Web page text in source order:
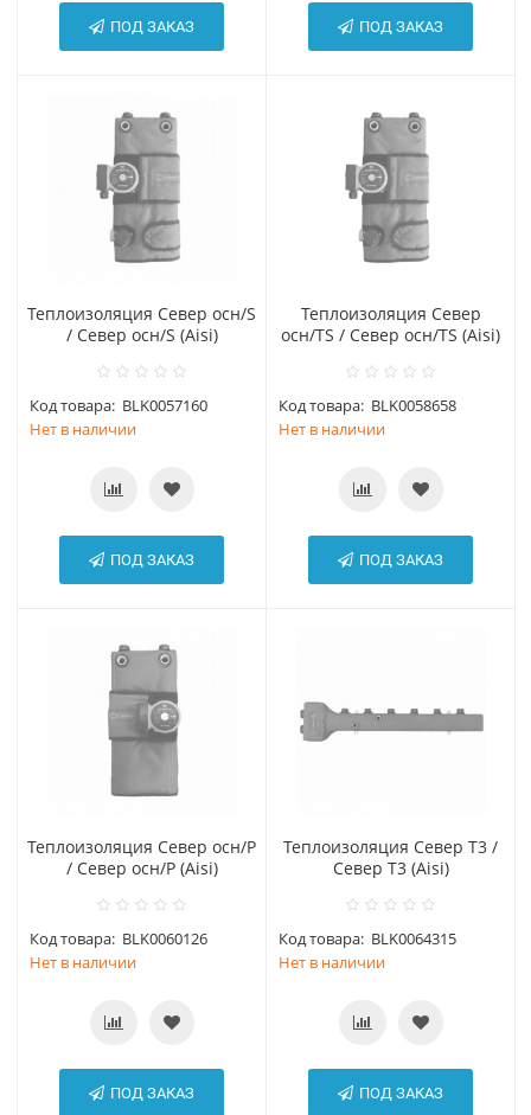
ПОД ЗАКАЗ ПОД ЗАКАЗ
Теплоизоляция Север осн/S
/ Север осн/S (Aisi)
Код товара: BLK0057160
Нет в наличии
ПОД ЗАКАЗ
Теплоизоляция Север
осн/TS / Север осн/TS (Aisi)
Код товара: BLK0058658
Нет в наличии
ПОД ЗАКАЗ
Теплоизоляция Север осн/Р
/ Север осн/Р (Aisi)
Код товара: BLK0060126
Нет в наличии
ПОД ЗАКАЗ
Теплоизоляция Север Т3 /
Север Т3 (Aisi)
Код товара: BLK0064315
Нет в наличии
ПОД ЗАКАЗ